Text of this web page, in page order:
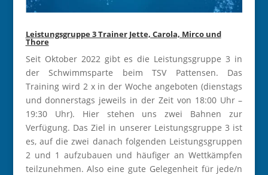
Leistungsgruppe 3 Trainer Jette, Carola, Mirco und
Thore
Seit Oktober 2022 gibt es die Leistungsgruppe 3 in
der Schwimmsparte beim TSV Pattensen. Das
Training wird 2 x in der Woche angeboten (dienstags
und donnerstags jeweils in der Zeit von 18:00 Uhr –
19:30 Uhr). Hier stehen uns zwei Bahnen zur
Verfügung. Das Ziel in unserer Leistungsgruppe 3 ist
es, auf die zwei danach folgenden Leistungsgruppen
2 und 1 aufzubauen und häufiger an Wettkämpfen
teilzunehmen. Also eine gute Gelegenheit für jede/n